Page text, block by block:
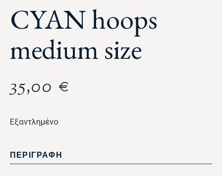
CYAN hoops
medium size
35,00 €
Εξαντλημένο
ΠΕΡΙΓΡΑΦΗ